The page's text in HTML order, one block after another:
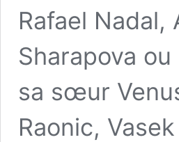
Rafael
Sharapova
sa sœur
Raonic,